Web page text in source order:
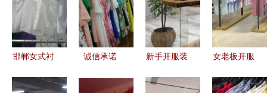
邯郸女式衬
诚信承诺
新手开服装
女老板开服